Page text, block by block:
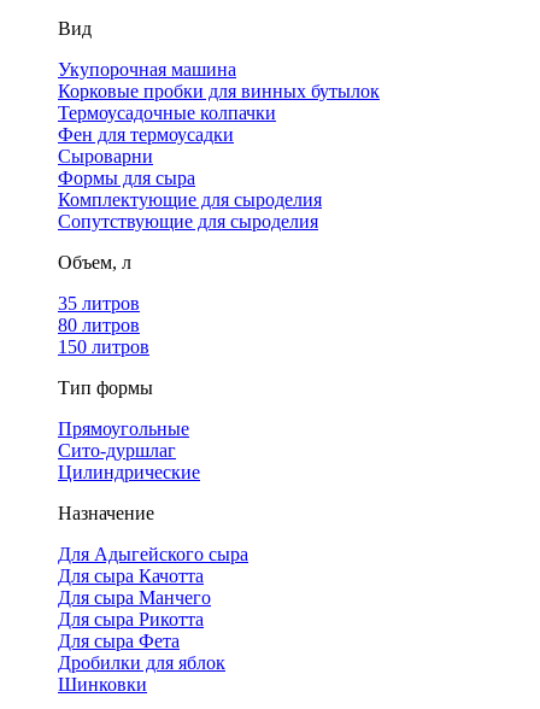
Вид
Укупорочная машина
Корковые пробки для винных бутылок
Термоусадочные колпачки
Фен для термоусадки
Сыроварни
Формы для сыра
Комплектующие для сыроделия
Сопутствующие для сыроделия
Объем, л
35 литров
80 литров
150 литров
Тип формы
Прямоугольные
Сито-дуршлаг
Цилиндрические
Назначение
Для Адыгейского сыра
Для сыра Качотта
Для сыра Манчего
Для сыра Рикотта
Для сыра Фета
Дробилки для яблок
Шинковки